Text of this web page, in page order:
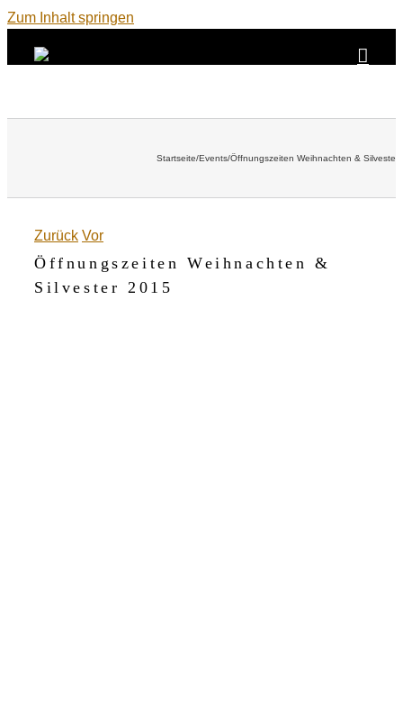
Zum Inhalt springen
Startseite/Events/Öffnungszeiten Weihnachten & Silvester
Zurück Vor
Öffnungszeiten Weihnachten &
Silvester 2015